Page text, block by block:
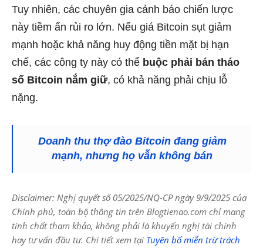
Tuy nhiên, các chuyên gia cảnh báo chiến lược
này tiềm ẩn rủi ro lớn. Nếu giá Bitcoin sụt giảm
mạnh hoặc khả năng huy động tiền mặt bị hạn
chế, các công ty này có thể buộc phải bán tháo
số Bitcoin nắm giữ, có khả năng phải chịu lỗ
nặng.
Doanh thu thợ đào Bitcoin đang giảm
mạnh, nhưng họ vẫn không bán
Disclaimer: Nghị quyết số 05/2025/NQ-CP ngày 9/9/2025 của
Chính phủ, toàn bộ thông tin trên Blogtienao.com chỉ mang
tính chất tham khảo, không phải là khuyến nghị tài chính
hay tư vấn đầu tư. Chi tiết xem tại Tuyên bố miễn trừ trách